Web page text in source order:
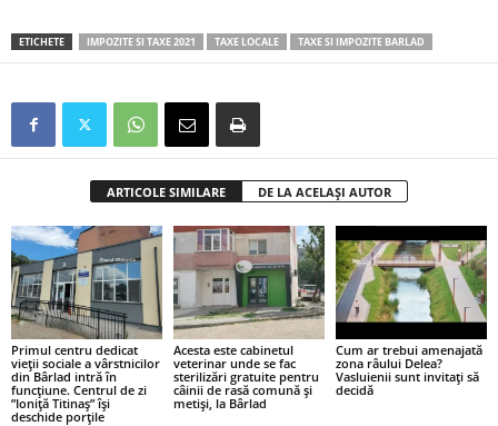
ETICHETE IMPOZITE SI TAXE 2021 TAXE LOCALE TAXE SI IMPOZITE BARLAD
ARTICOLE SIMILARE DE LA ACELAȘI AUTOR
Primul centru dedicat
vieții sociale a vârstnicilor
din Bârlad intră în
funcțiune. Centrul de zi
”Ioniță Titinaș” își
deschide porțile
Acesta este cabinetul
veterinar unde se fac
sterilizări gratuite pentru
câinii de rasă comună și
metiși, la Bârlad
Cum ar trebui amenajată
zona râului Delea?
Vasluienii sunt invitați să
decidă